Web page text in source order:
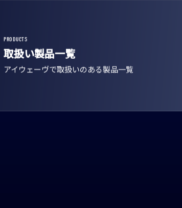
PRODUCTS
取扱い製品一覧
アイウェーヴで取扱いのある製品一覧